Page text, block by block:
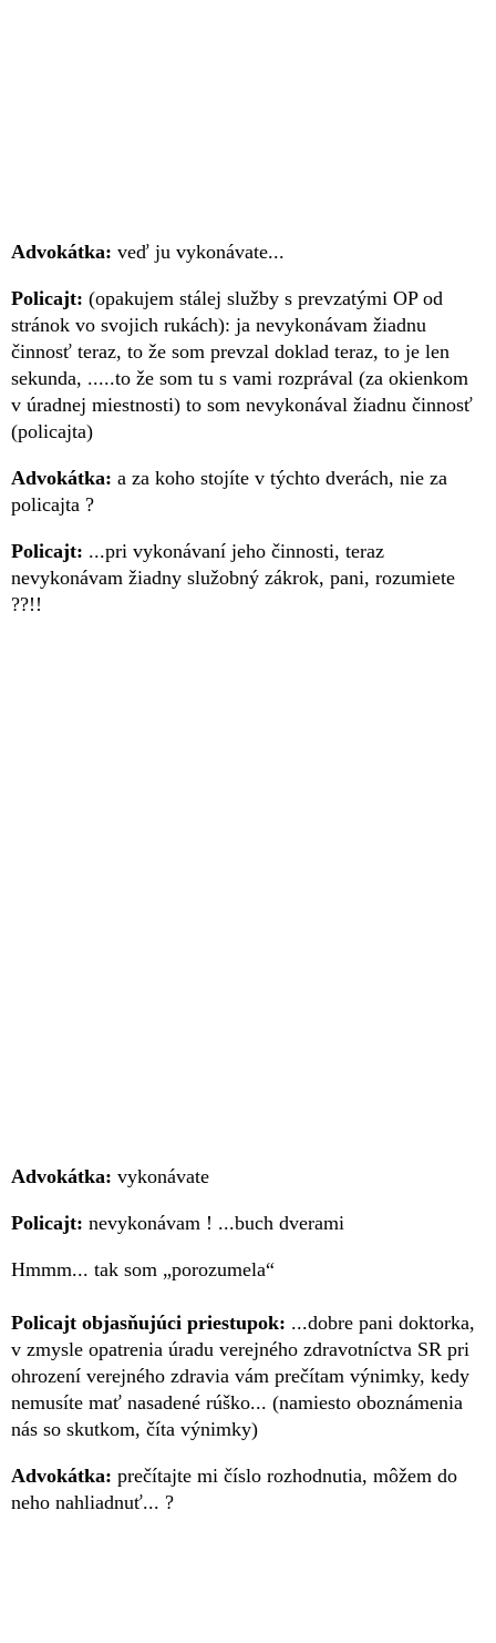
Advokátka: veď ju vykonávate...
Policajt: (opakujem stálej služby s prevzatými OP od
stránok vo svojich rukách): ja nevykonávam žiadnu
činnosť teraz, to že som prevzal doklad teraz, to je len
sekunda, .....to že som tu s vami rozprával (za okienkom
v úradnej miestnosti) to som nevykonával žiadnu činnosť
(policajta)
Advokátka: a za koho stojíte v týchto dverách, nie za
policajta ?
Policajt: ...pri vykonávaní jeho činnosti, teraz
nevykonávam žiadny služobný zákrok, pani, rozumiete
??!!
Advokátka: vykonávate
Policajt: nevykonávam ! ...buch dverami
Hmmm... tak som „porozumela“
Policajt objasňujúci priestupok: ...dobre pani doktorka,
v zmysle opatrenia úradu verejného zdravotníctva SR pri
ohrození verejného zdravia vám prečítam výnimky, kedy
nemusíte mať nasadené rúško... (namiesto oboznámenia
nás so skutkom, číta výnimky)
Advokátka: prečítajte mi číslo rozhodnutia, môžem do
neho nahliadnuť... ?